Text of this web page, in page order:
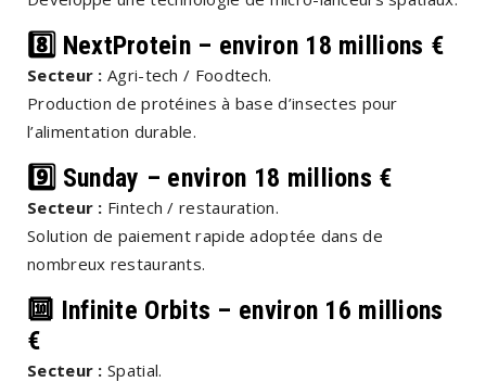
8️⃣ NextProtein – environ 18 millions €
Secteur : Agri-tech / Foodtech.
Production de protéines à base d’insectes pour
l’alimentation durable.
9️⃣ Sunday – environ 18 millions €
Secteur : Fintech / restauration.
Solution de paiement rapide adoptée dans de
nombreux restaurants.
🔟 Infinite Orbits – environ 16 millions
€
Secteur : Spatial.